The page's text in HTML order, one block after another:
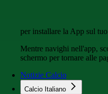
per installare la App sul
Mentre navighi nell'app,
schermo per tornare alle
Notizie Calcio
Calcio Italiano